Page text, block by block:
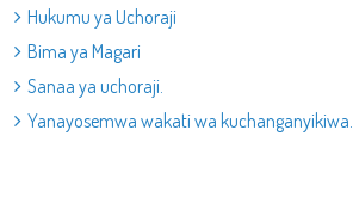
Hukumu ya Uchoraji
Bima ya Magari
Sanaa ya uchoraji.
Yanayosemwa wakati wa kuchanganyikiwa.